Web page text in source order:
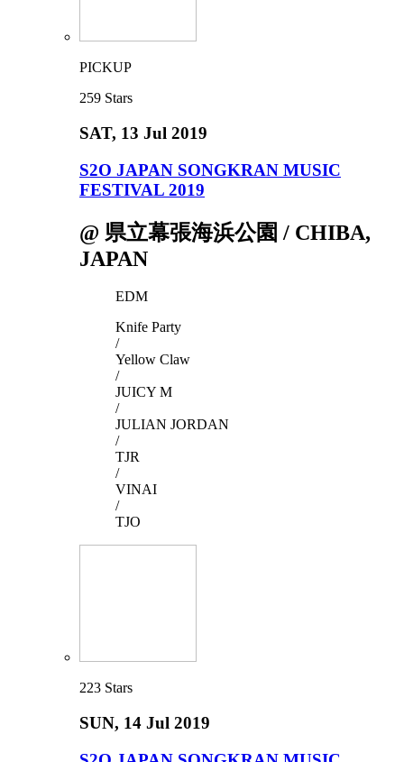
PICKUP
259 Stars
SAT, 13 Jul 2019
S2O JAPAN SONGKRAN MUSIC
FESTIVAL 2019
@ 県立幕張海浜公園 / CHIBA,
JAPAN
EDM
Knife Party
/
Yellow Claw
/
JUICY M
/
JULIAN JORDAN
/
TJR
/
VINAI
/
TJO
223 Stars
SUN, 14 Jul 2019